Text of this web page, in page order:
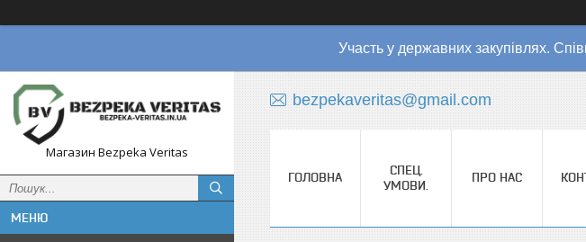
Участь у державних закупівлях.
Магазин Bezpeka Veritas
bezpekaveritas@gmail.com
ГОЛОВНА
СПЕЦ.
УМОВИ.
ПРО НАС